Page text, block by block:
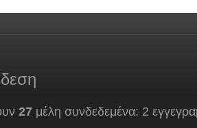
27μέλη συνδεδεμένα: 2